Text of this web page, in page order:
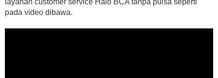
layanan customer service Halo BCA tanpa pulsa seperti
pada video dibawa.